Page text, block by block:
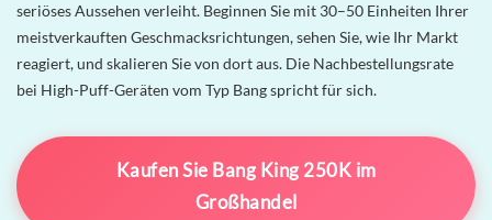
seriöses Aussehen verleiht. Beginnen Sie mit 30–50 Einheiten Ihrer
meistverkauften Geschmacksrichtungen, sehen Sie, wie Ihr Markt
reagiert, und skalieren Sie von dort aus. Die Nachbestellungsrate
bei High-Puff-Geräten vom Typ Bang spricht für sich.
Kaufen Sie Bang King 250K im
Großhandel